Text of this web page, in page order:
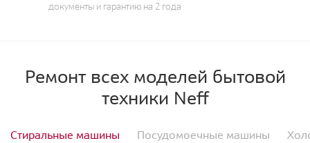
документы и гарантию на 2 года
Ремонт всех моделей бытовой
техники Neff
Стиральные машины Посудомоечные машины